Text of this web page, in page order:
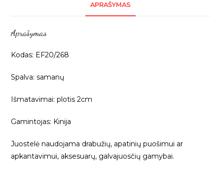
1m
APRAŠYMAS
Aprašymas
Kodas: EF20/268
Spalva: samanų
Išmatavimai: plotis 2cm
Gamintojas: Kinija
Juostelė naudojama drabužių, apatinių puošimui ar
apkantavimui, aksesuarų, galvajuosčių gamybai.